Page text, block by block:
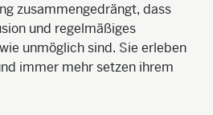
zusammengedrängt, dass
und regelmäßiges
unmöglich sind. Sie erleben
immer mehr setzen ihrem